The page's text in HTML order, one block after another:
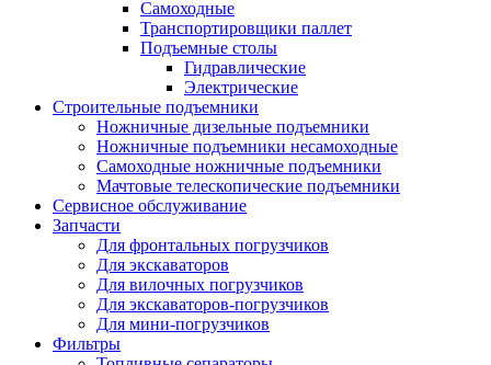
Самоходные
Транспортировщики паллет
Подъемные столы
Гидравлические
Электрические
Строительные подъемники
Ножничные дизельные подъемники
Ножничные подъемники несамоходные
Самоходные ножничные подъемники
Мачтовые телескопические подъемники
Сервисное обслуживание
Запчасти
Для фронтальных погрузчиков
Для экскаваторов
Для вилочных погрузчиков
Для экскаваторов-погрузчиков
Для мини-погрузчиков
Фильтры